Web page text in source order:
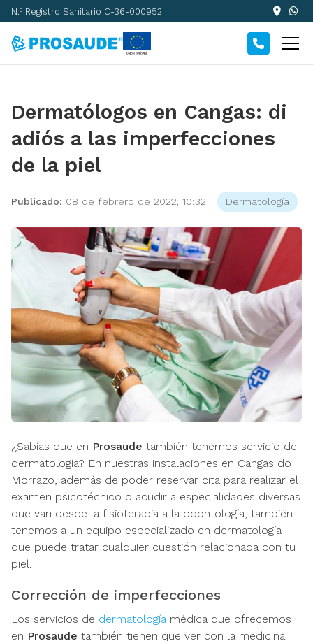
N.º Registro Sanitario C-36-000952
Dermatólogos en Cangas: di
adiós a las imperfecciones
de la piel
Publicado: 08 de febrero de 2022, 10:32 Dermatología
¿Sabías que en Prosaude también tenemos servicio de
dermatología? En nuestras instalaciones en Cangas do
Morrazo, además de poder reservar cita para realizar el
examen psicotécnico o acudir a especialidades diversas
que van desde la fisioterapia a la odontología, también
tenemos a un equipo especializado en dermatología
que puede tratar cualquier cuestión relacionada con tu
piel.
Corrección de imperfecciones
Los servicios de dermatologíamédica que ofrecemos
en Prosaude también tienen que ver con la medicina